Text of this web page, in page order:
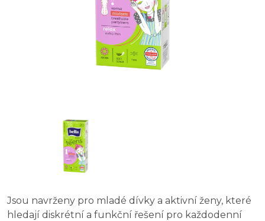
Jsou navrženy pro mladé dívky a aktivní ženy, které
hledají diskrétní a funkční řešení pro každodenní